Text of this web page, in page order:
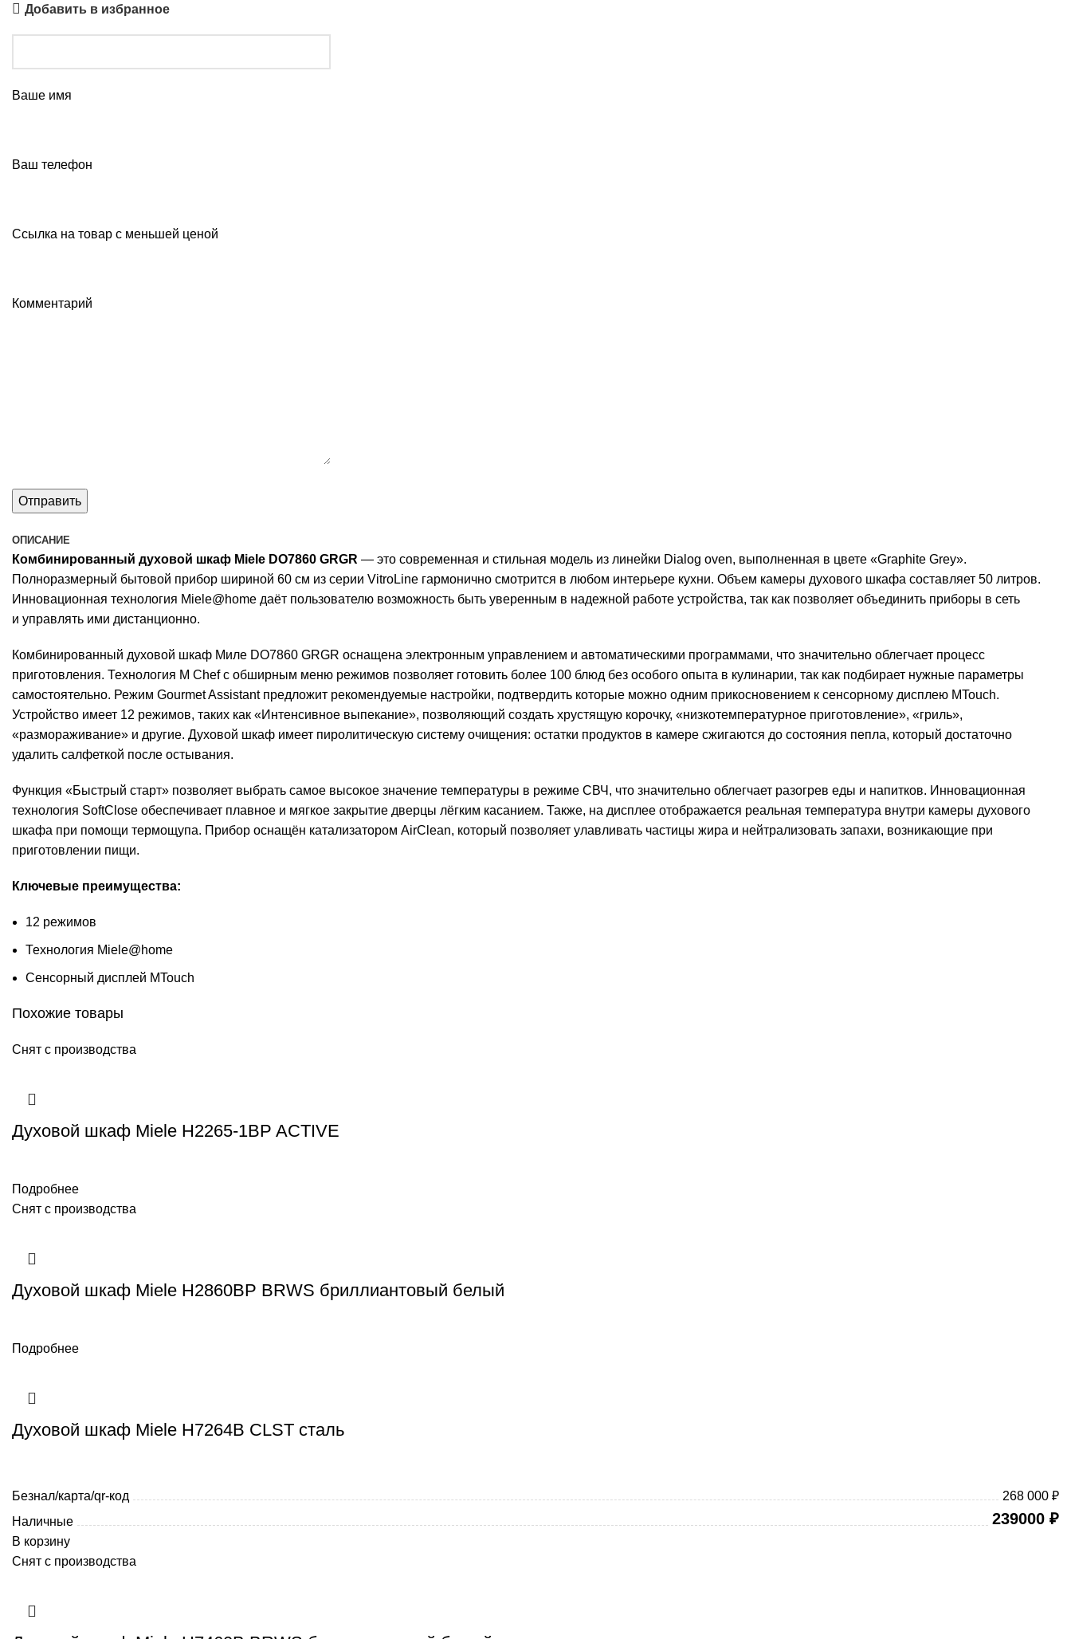
Добавить в избранное
Ваше имя
Ваш телефон
Ссылка на товар с меньшей ценой
Комментарий
ОПИСАНИЕ
Комбинированный духовой шкаф Miele DO7860 GRGR — это современная и стильная модель из линейки Dialog oven, выполненная в цвете «Graphite Grey».
Полноразмерный бытовой прибор шириной 60 см из серии VitroLine гармонично смотрится в любом интерьере кухни. Объем камеры духового шкафа составляет 50 литров.
Инновационная технология Miele@home даёт пользователю возможность быть уверенным в надежной работе устройства, так как позволяет объединить приборы в сеть
и управлять ими дистанционно.
Комбинированный духовой шкаф Миле DO7860 GRGR оснащена электронным управлением и автоматическими программами, что значительно облегчает процесс
приготовления. Технология M Chef с обширным меню режимов позволяет готовить более 100 блюд без особого опыта в кулинарии, так как подбирает нужные параметры
самостоятельно. Режим Gourmet Assistant предложит рекомендуемые настройки, подтвердить которые можно одним прикосновением к сенсорному дисплею MTouch.
Устройство имеет 12 режимов, таких как «Интенсивное выпекание», позволяющий создать хрустящую корочку, «низкотемпературное приготовление», «гриль»,
«размораживание» и другие. Духовой шкаф имеет пиролитическую систему очищения: остатки продуктов в камере сжигаются до состояния пепла, который достаточно
удалить салфеткой после остывания.
Функция «Быстрый старт» позволяет выбрать самое высокое значение температуры в режиме СВЧ, что значительно облегчает разогрев еды и напитков. Инновационная
технология SoftClose обеспечивает плавное и мягкое закрытие дверцы лёгким касанием. Также, на дисплее отображается реальная температура внутри камеры духового
шкафа при помощи термощупа. Прибор оснащён катализатором AirClean, который позволяет улавливать частицы жира и нейтрализовать запахи, возникающие при
приготовлении пищи.
Ключевые преимущества:
12 режимов
Технология Miele@home
Сенсорный дисплей MTouch
Похожие товары
Снят с производства
Духовой шкаф Miele H2265-1BP ACTIVE
Подробнее
Снят с производства
Духовой шкаф Miele H2860BP BRWS бриллиантовый белый
Подробнее
Духовой шкаф Miele H7264B CLST сталь
Безнал/карта/qr-код
268 000 ₽
Наличные
239000 ₽
В корзину
Снят с производства